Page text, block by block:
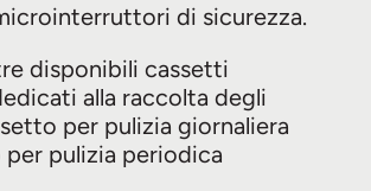
di sicurezza.
disponibili cassetti
alla raccolta degli
per pulizia giornaliera
pulizia periodica